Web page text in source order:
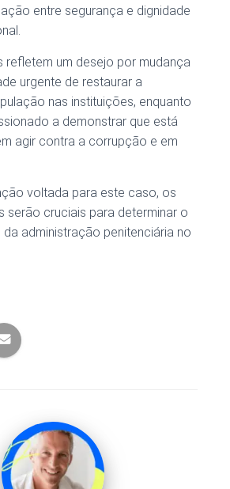
entre segurança e dignidade
refletem um desejo por mudança
urgente de restaurar a
nas instituições, enquanto
a demonstrar que está
agir contra a corrupção e em
voltada para este caso, os
serão cruciais para determinar o
administração penitenciária no